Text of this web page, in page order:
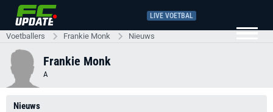
LIVE VOETBAL
Voetballers Frankie Monk Nieuws
Frankie Monk
A
Nieuws